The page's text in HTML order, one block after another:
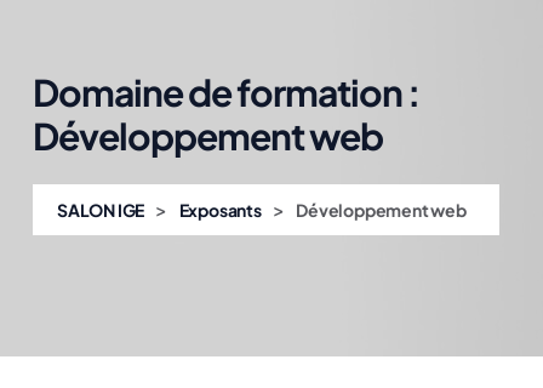
Domaine de formation :
Développement web
SALON IGE > Exposants > Développement web